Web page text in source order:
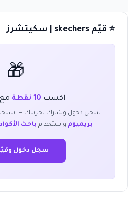
⭐ قيّم skechers | سكيتشرز
🎁
اكسب 10 نقطة مع
سجل دخول وشارك تجربتك —
بريميوم واستخدام باحث
سجل دخول